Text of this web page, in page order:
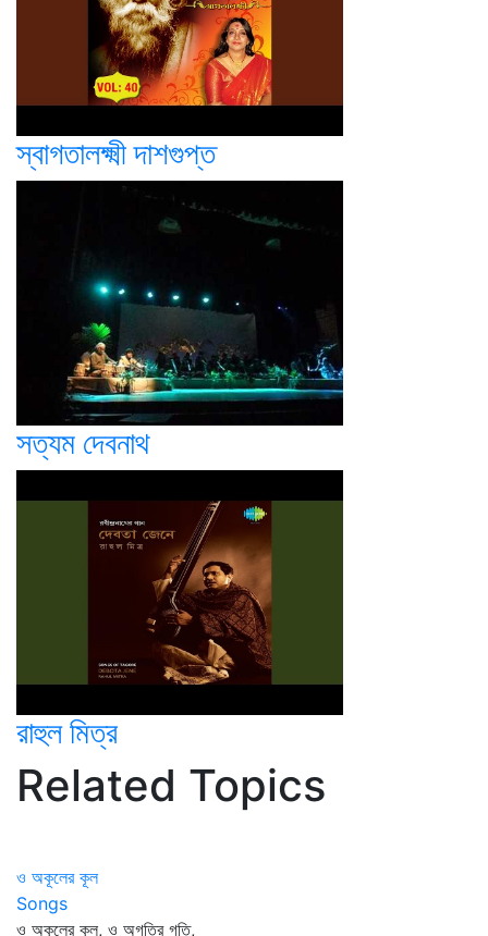
স্বাগতালক্ষ্মী দাশগুপ্ত
সত্যম দেবনাথ
রাহুল মিত্র
Related Topics
ও অকূলের কূল
Songs
ও অকূলের কূল, ও অগতির গতি,